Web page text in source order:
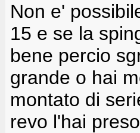
Non e'
15 e se la
bene percio
grande o hai
montato di
revo l'hai